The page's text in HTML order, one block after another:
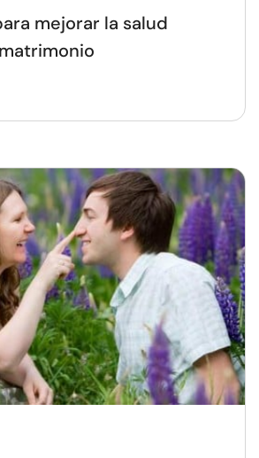
mejorar la salud